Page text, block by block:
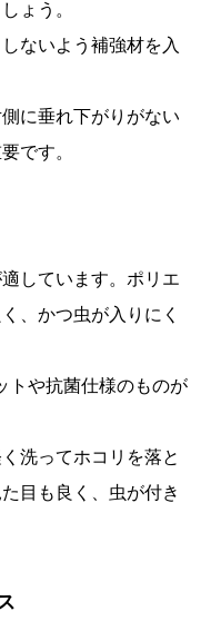
ょう。
ないよう補強材を入
に垂れ下がりがない
です。
しています。ポリエ
、かつ虫が入りにく
トや抗菌仕様のものが
洗ってホコリを落と
目も良く、虫が付き